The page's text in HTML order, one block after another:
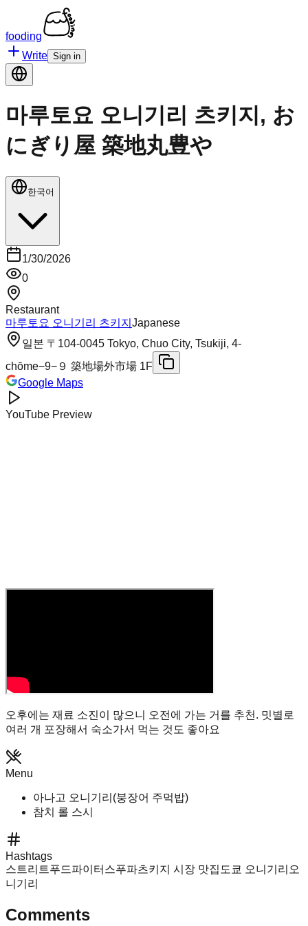
fooding
Write Sign in
마루토요 오니기리 츠키지, お
にぎり屋 築地丸豊や
한국어
1/30/2026
0
Restaurant
마루토요 오니기리 츠키지 Japanese
일본 〒104-0045 Tokyo, Chuo City, Tsukiji, 4-
chōme−9−９ 築地場外市場 1F
Google Maps
YouTube Preview
오후에는 재료 소진이 많으니 오전에 가는 거를 추천. 밋별로
여러 개 포장해서 숙소가서 먹는 것도 좋아요
Menu
아나고 오니기리(붕장어 주먹밥)
참치 롤 스시
Hashtags
스트리트푸드파이터 스푸파츠키지 시장 맛집 도쿄 오니기리 오
니기리
Comments